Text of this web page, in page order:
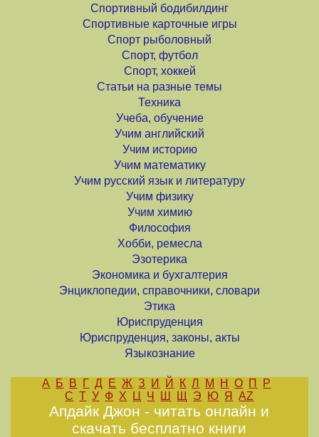
Спортивный бодибилдинг
Спортивные карточные игры
Спорт рыболовный
Спорт, футбол
Спорт, хоккей
Статьи на разные темы
Техника
Учеба, обучение
Учим английский
Учим историю
Учим математику
Учим русский язык и литературу
Учим физику
Учим химию
Философия
Хобби, ремесла
Эзотерика
Экономика и бухгалтерия
Энциклопедии, справочники, словари
Этика
Юриспруденция
Юриспруденция, законы, акты
Языкознание
А Б В Г Д Е Ж З И Й К Л М Н О П
Р
С Т У Ф Х Ц Ч Ш Щ Э Ю Я AZ
Апдайк Джон - читать онлайн и
скачать бесплатно книги